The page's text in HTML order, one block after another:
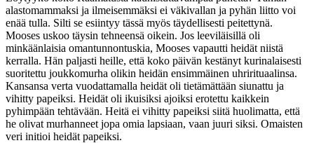
alastomammaksi ja ilmeisemmäksi ei väkivallan ja pyhän liitto voi
enää tulla. Silti se esiintyy tässä myös täydellisesti peitettynä.
Mooses uskoo täysin tehneensä oikein. Jos leeviläisillä oli
minkäänlaisia omantunnontuskia, Mooses vapautti heidät niistä
kerralla. Hän paljasti heille, että koko päivän kestänyt kurinalaisesti
suoritettu joukkomurha olikin heidän ensimmäinen uhrirituaalinsa.
Kansansa verta vuodattamalla heidät oli tietämättään siunattu ja
vihitty papeiksi. Heidät oli ikuisiksi ajoiksi erotettu kaikkein
pyhimpään tehtävään. Heitä ei vihitty papeiksi siitä huolimatta, että
he olivat murhanneet jopa omia lapsiaan, vaan juuri siksi. Omaisten
veri initioi heidät papeiksi.